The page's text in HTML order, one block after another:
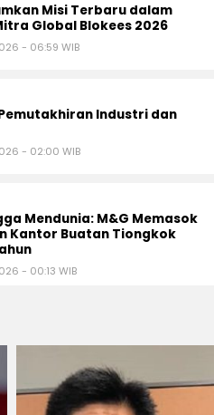
Misi Terbaru dalam
Global Blokees 2026
- 06:59 WIB
Industri dan
- 02:00 WIB
Mendunia: M&G Memasok
Kantor Buatan Tiongkok
- 00:13 WIB